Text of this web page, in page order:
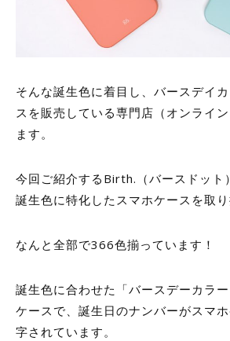
そんな誕生色に着目し、バースデイ
スを販売している専門店（オンライ
ます。
今回ご紹介する Birth. （バースドッ
誕生色に特化したスマホケースを取り
なんと全部で366色揃っています！
誕生色に合わせた「バースデーカラ
ケースで、誕生日のナンバーがスマ
字されています。